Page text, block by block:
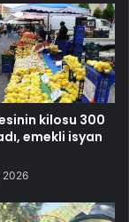
kilosu 300
emekli isyan
2026